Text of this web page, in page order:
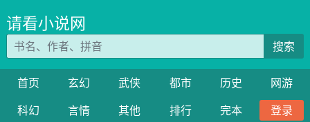
请看小说网
搜索
首页 玄幻 武侠 都市 历史
网游
科幻
言情 其他 排行 完本
登录